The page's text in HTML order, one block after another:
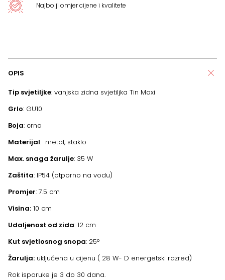
Najbolji omjer cijene i kvalitete
OPIS
Tip svjetiljke: vanjska zidna svjetiljka Tin Maxi
Grlo: GU10
Boja: crna
Materijal: metal, staklo
Max. snaga žarulje: 35 W
Zaštita: IP54 (otporno na vodu)
Promjer: 7.5 cm
Visina: 10 cm
Udaljenost od zida: 12 cm
Kut svjetlosnog snopa: 25°
Žarulja: uključena u cijenu ( 28 W- D energetski razred)
Rok isporuke je 3 do 30 dana.